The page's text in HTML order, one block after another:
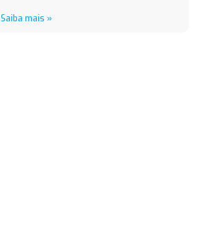
Saiba mais »